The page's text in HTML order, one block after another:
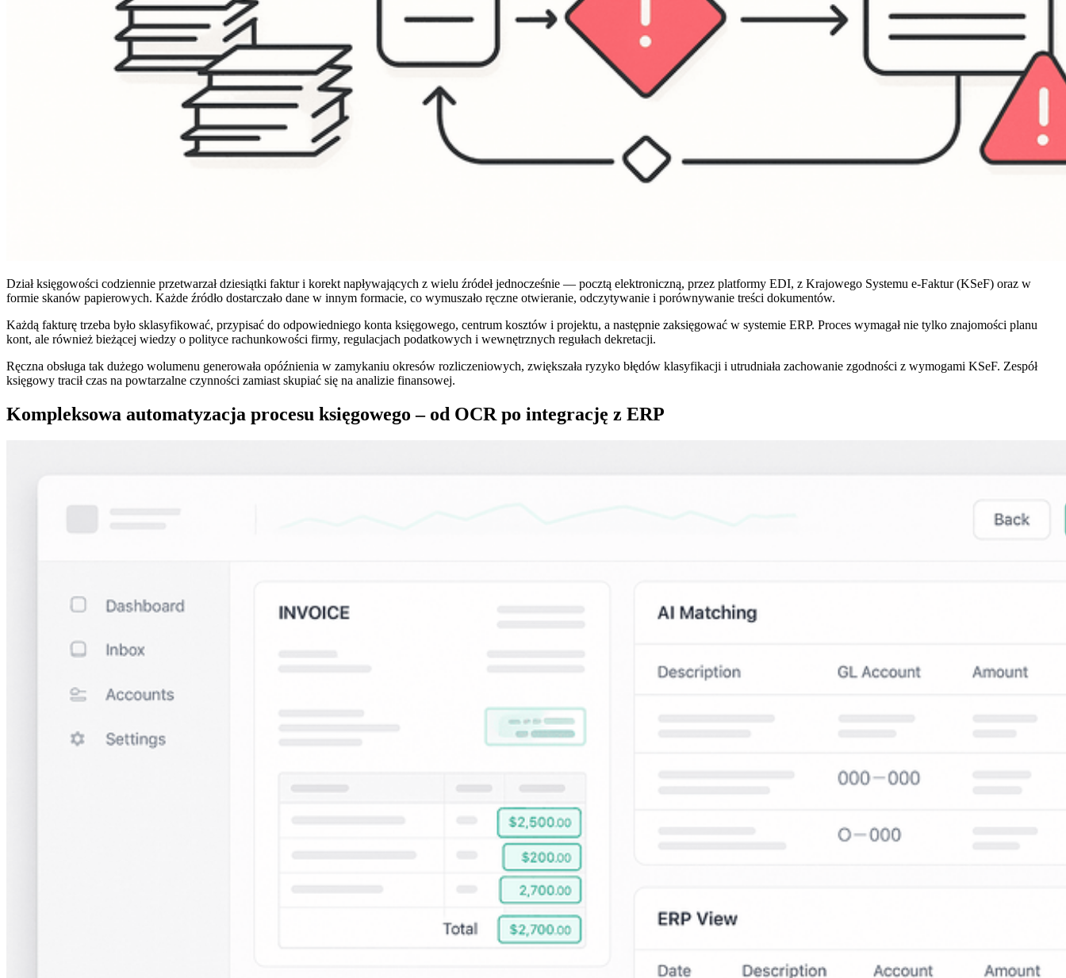
Dział księgowości codziennie przetwarzał dziesiątki faktur i korekt napływających z wielu źródeł jednocześnie — pocztą elektroniczną, przez platformy EDI, z Krajowego Systemu e-Faktur (KSeF) oraz w
formie skanów papierowych. Każde źródło dostarczało dane w innym formacie, co wymuszało ręczne otwieranie, odczytywanie i porównywanie treści dokumentów.
Każdą fakturę trzeba było sklasyfikować, przypisać do odpowiedniego konta księgowego, centrum kosztów i projektu, a następnie zaksięgować w systemie ERP. Proces wymagał nie tylko znajomości planu
kont, ale również bieżącej wiedzy o polityce rachunkowości firmy, regulacjach podatkowych i wewnętrznych regułach dekretacji.
Ręczna obsługa tak dużego wolumenu generowała opóźnienia w zamykaniu okresów rozliczeniowych, zwiększała ryzyko błędów klasyfikacji i utrudniała zachowanie zgodności z wymogami KSeF. Zespół
księgowy tracił czas na powtarzalne czynności zamiast skupiać się na analizie finansowej.
Kompleksowa automatyzacja procesu księgowego – od OCR po integrację z ERP